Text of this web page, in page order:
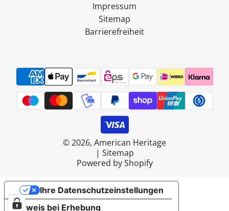
Impressum
Sitemap
Barrierefreiheit
© 2026, American Heritage
| Sitemap
Powered by Shopify
Hinweis bei Erhebung
Ihre Datenschutzeinstellungen